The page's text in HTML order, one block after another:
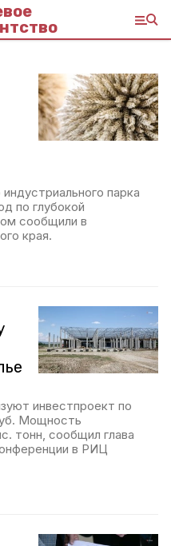
парка
по глубокой
сообщили в
края.
инвестпроект по
Мощность
тонн, сообщил глава
в РИЦ